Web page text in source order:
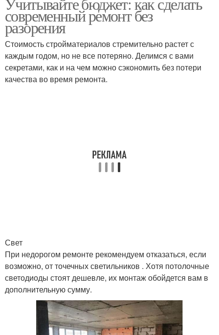
современный ремонт без
разорения
Стоимость стройматериалов стремительно растет с
каждым годом, но не все потеряно. Делимся с вами
секретами, как и на чем можно сэкономить без потери
качества во время ремонта.
Свет
При недорогом ремонте рекомендуем отказаться, если
возможно, от точечных светильников . Хотя потолочные
светодиоды стоят дешевле, их монтаж обойдется вам в
дополнительную сумму.